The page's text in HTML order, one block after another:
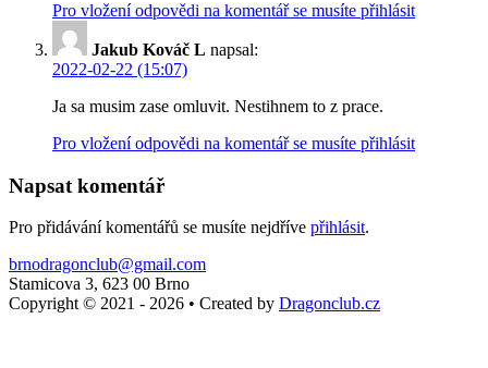
Pro vložení odpovědi na komentář se musíte přihlásit
Jakub Kováč L napsal:
2022-02-22 (15:07)
Ja sa musim zase omluvit. Nestihnem to z prace.
Pro vložení odpovědi na komentář se musíte přihlásit
Napsat komentář
Pro přidávání komentářů se musíte nejdříve přihlásit.
brnodragonclub@gmail.com
Stamicova 3, 623 00 Brno
Copyright © 2021 - 2026 • Created by Dragonclub.cz